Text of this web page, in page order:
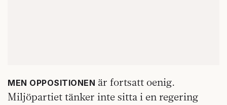
MEN OPPOSITIONEN är fortsatt oenig.
Miljöpartiet tänker inte sitta i en regering